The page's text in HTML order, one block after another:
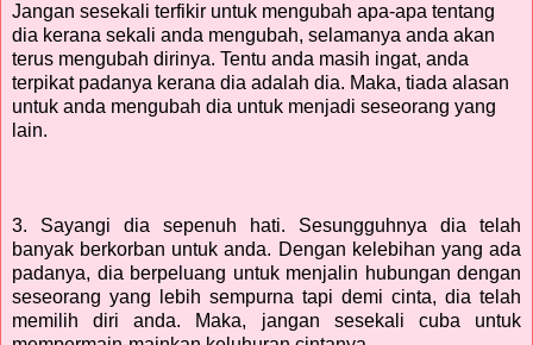
Jangan sesekali terfikir untuk mengubah apa-apa tentang
dia kerana sekali anda mengubah, selamanya anda akan
terus mengubah dirinya. Tentu anda masih ingat, anda
terpikat padanya kerana dia adalah dia. Maka, tiada alasan
untuk anda mengubah dia untuk menjadi seseorang yang
lain.
3. Sayangi dia sepenuh hati. Sesungguhnya dia telah
banyak berkorban untuk anda. Dengan kelebihan yang ada
padanya, dia berpeluang untuk menjalin hubungan dengan
seseorang yang lebih sempurna tapi demi cinta, dia telah
memilih diri anda. Maka, jangan sesekali cuba untuk